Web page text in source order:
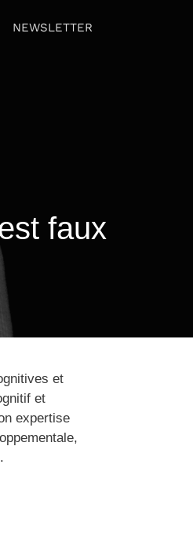
NEWSLETTER
faux
et
et
expertise